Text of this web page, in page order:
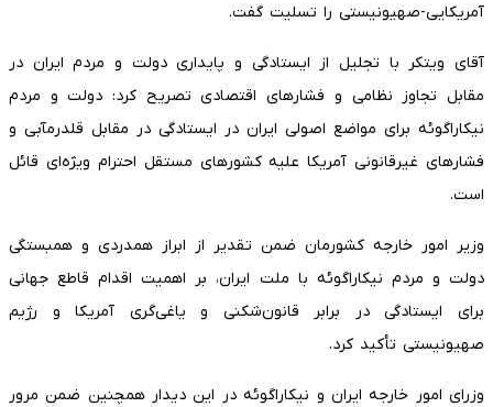
آمریکایی-صهیونیستی را تسلیت گفت.
آقای ویتکر با تجلیل از ایستادگی و پایداری دولت و مردم ایران در
مقابل تجاوز نظامی و فشارهای اقتصادی تصریح کرد: دولت و مردم
نیکاراگوئه برای مواضع اصولی ایران در ایستادگی در مقابل قلدرمآبی و
فشارهای غیرقانونی آمریکا علیه کشورهای مستقل احترام ویژه‌ای قائل
است.
وزیر امور خارجه کشورمان ضمن تقدیر از ابراز همدردی و همبستگی
دولت و مردم نیکاراگوئه با ملت ایران، بر اهمیت اقدام قاطع جهانی
برای ایستادگی در برابر قانون‌شکنی و یاغی‌گری آمریکا و رژیم
صهیونیستی تأکید کرد.
وزرای امور خارجه ایران و نیکاراگوئه در این دیدار همچنین ضمن مرور